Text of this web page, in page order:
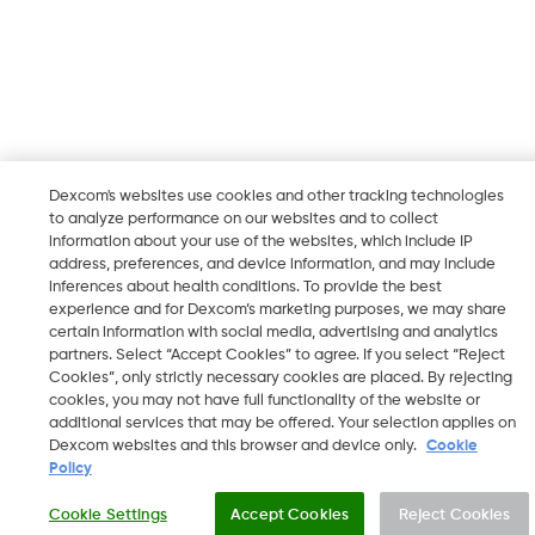
Dexcom's websites use cookies and other tracking technologies
to analyze performance on our websites and to collect
information about your use of the websites, which include IP
address, preferences, and device information, and may include
inferences about health conditions. To provide the best
experience and for Dexcom’s marketing purposes, we may share
certain information with social media, advertising and analytics
partners. Select “Accept Cookies” to agree. If you select “Reject
Cookies”, only strictly necessary cookies are placed. By rejecting
cookies, you may not have full functionality of the website or
additional services that may be offered. Your selection applies on
Dexcom websites and this browser and device only.
Cookie
Policy
Cookie Settings Reject Cookies
Accept Cookies